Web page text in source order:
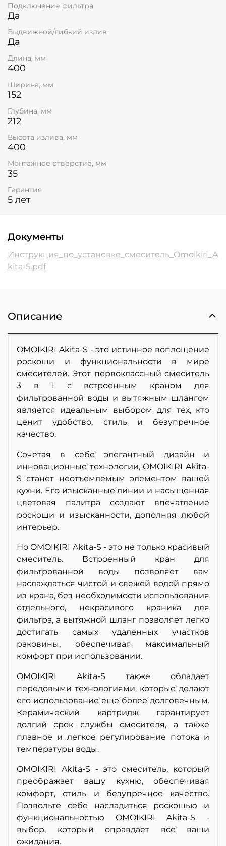
Подключение фильтра
Да
Выдвижной/гибкий излив
Да
Длина, мм
400
Ширина, мм
152
Глубина, мм
212
Высота излива, мм
400
Монтажное отверстие, мм
35
Гарантия
5 лет
Документы
Инструкция_по_установке_смеситель_Omoikiri_A
kita-S.pdf
Описание
OMOIKIRI Akita-S - это истинное воплощение
роскоши и функциональности в мире
смесителей. Этот первоклассный смеситель
3 в 1 с встроенным краном для
фильтрованной воды и вытяжным шлангом
является идеальным выбором для тех, кто
ценит удобство, стиль и безупречное
качество.
Сочетая в себе элегантный дизайн и
инновационные технологии, OMOIKIRI Akita-
S станет неотъемлемым элементом вашей
кухни. Его изысканные линии и насыщенная
цветовая палитра создают впечатление
роскоши и изысканности, дополняя любой
интерьер.
Но OMOIKIRI Akita-S - это не только красивый
смеситель. Встроенный кран для
фильтрованной воды позволяет вам
наслаждаться чистой и свежей водой прямо
из крана, без необходимости использования
отдельного, некрасивого краника для
фильтра, а вытяжной шланг позволяет легко
достигать самых удаленных участков
раковины, обеспечивая максимальный
комфорт при использовании.
OMOIKIRI Akita-S также обладает
передовыми технологиями, которые делают
его использование еще более долговечным.
Керамический картридж гарантирует
долгий срок службы смесителя, а также
плавное и легкое регулирование потока и
температуры воды.
OMOIKIRI Akita-S - это смеситель, который
преображает вашу кухню, обеспечивая
комфорт, стиль и безупречное качество.
Позвольте себе насладиться роскошью и
функциональностью OMOIKIRI Akita-S -
выбор, который оправдает все ваши
ожидания.